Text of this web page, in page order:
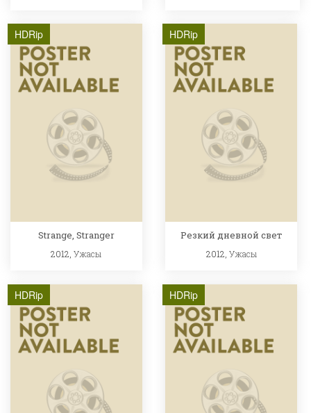
HDRip
Strange, Stranger
2012,Ужасы
HDRip
Резкий дневной свет
2012, Ужасы
HDRip HDRip